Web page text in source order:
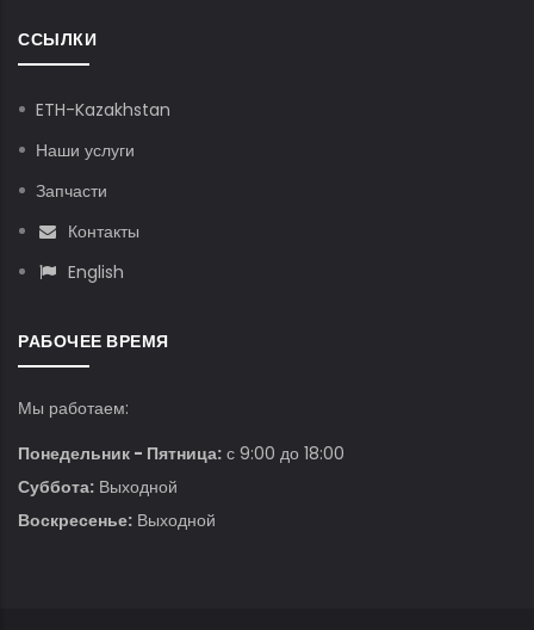
ССЫЛКИ
ETH-Kazakhstan
Наши услуги
Запчасти
Контакты
English
РАБОЧЕЕ ВРЕМЯ
Мы работаем:
Понедельник - Пятница: с 9:00 до 18:00
Суббота: Выходной
Воскресенье: Выходной